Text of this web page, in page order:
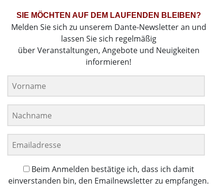
SIE MÖCHTEN AUF DEM LAUFENDEN BLEIBEN?
Melden Sie sich zu unserem Dante-Newsletter an und
lassen Sie sich regelmäßig
über Veranstaltungen, Angebote und Neuigkeiten
informieren!
Beim Anmelden bestätige ich, dass ich damit
einverstanden bin, den Emailnewsletter zu empfangen.